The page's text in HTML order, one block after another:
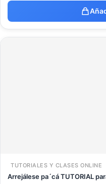
TUTORIALES Y CLASES ONLINE
Arrejálese pa´cá TUTORIAL